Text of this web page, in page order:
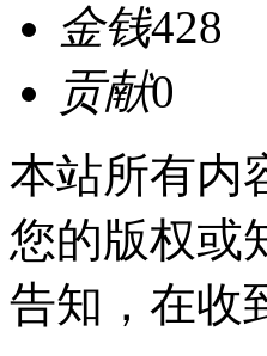
金钱428
贡献0
本站所有内
您的版权或
告知，在收